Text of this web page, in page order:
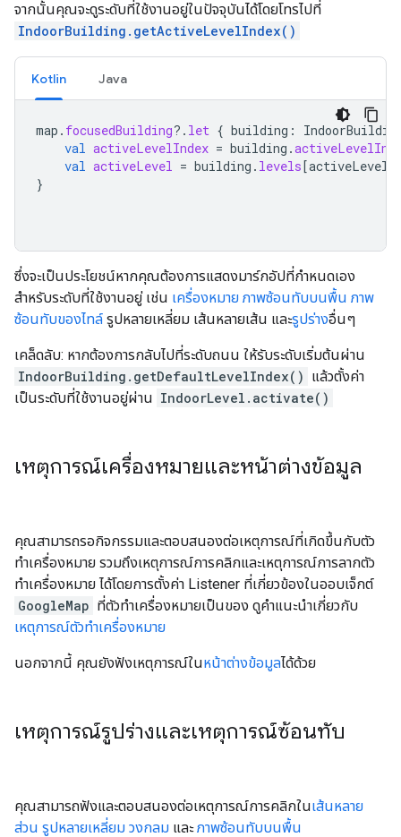
จากนั้นคุณจะดูระดับที่ใช้งานอยู่ในปัจจุบันได้โดยโทรไปที่
IndoorBuilding.getActiveLevelIndex()
Kotlin Java
map . focusedBuilding?. let { building :
val activeLevelIndex = building .
val activeLevel = building . levels[
}
ซึ่งจะเป็นประโยชน์หากคุณต้องการแสดงมาร์กอัปที่กำหนดเอง
สำหรับระดับที่ใช้งานอยู่ เช่น เครื่องหมาย ภาพซ้อนทับบนพื้น ภาพ
ซ้อนทับของไทล์ รูปหลายเหลี่ยม เส้นหลายเส้น และรูปร่างอื่นๆ
เคล็ดลับ: หากต้องการกลับไปที่ระดับถนน ให้รับระดับเริ่มต้นผ่าน
IndoorBuilding.getDefaultLevelIndex() แล้วตั้งค่า
เป็นระดับที่ใช้งานอยู่ผ่าน IndoorLevel.activate()
เหตุการณ์เครื่องหมายและหน้าต่างข้อมูล
คุณสามารถรอกิจกรรมและตอบสนองต่อเหตุการณ์ที่เกิดขึ้นกับตัว
ทำเครื่องหมาย รวมถึงเหตุการณ์การคลิกและเหตุการณ์การลากตัว
ทำเครื่องหมาย ได้โดยการตั้งค่า Listener ที่เกี่ยวข้องในออบเจ็กต์
GoogleMap ที่ตัวทำเครื่องหมายเป็นของ ดูคำแนะนำเกี่ยวกับ
เหตุการณ์ตัวทำเครื่องหมาย
นอกจากนี้ คุณยังฟังเหตุการณ์ในหน้าต่างข้อมูลได้ด้วย
เหตุการณ์รูปร่างและเหตุการณ์ซ้อนทับ
คุณสามารถฟังและตอบสนองต่อเหตุการณ์การคลิกในเส้นหลาย
ส่วน รูปหลายเหลี่ยม วงกลม และภาพซ้อนทับบนพื้น